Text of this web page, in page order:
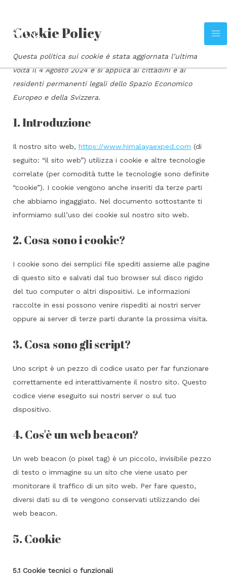
contenuto
Cookie Policy
Questa politica sui cookie è stata aggiornata l’ultima
volta il 4 Agosto 2024 e si applica ai cittadini e ai
residenti permanenti legali dello Spazio Economico
Europeo e della Svizzera.
1. Introduzione
Il nostro sito web,https://www.himalayaexped.com (di
seguito: “il sito web”) utilizza i cookie e altre tecnologie
correlate (per comodità tutte le tecnologie sono definite
“cookie”). I cookie vengono anche inseriti da terze parti
che abbiamo ingaggiato. Nel documento sottostante ti
informiamo sull’uso dei cookie sul nostro sito web.
2. Cosa sono i cookie?
I cookie sono dei semplici file spediti assieme alle pagine
di questo sito e salvati dal tuo browser sul disco rigido
del tuo computer o altri dispositivi. Le informazioni
raccolte in essi possono venire rispediti ai nostri server
oppure ai server di terze parti durante la prossima visita.
3. Cosa sono gli script?
Uno script è un pezzo di codice usato per far funzionare
correttamente ed interattivamente il nostro sito. Questo
codice viene eseguito sui nostri server o sul tuo
dispositivo.
4. Cos'è un web beacon?
Un web beacon (o pixel tag) è un piccolo, invisibile pezzo
di testo o immagine su un sito che viene usato per
monitorare il traffico di un sito web. Per fare questo,
diversi dati su di te vengono conservati utilizzando dei
web beacon.
5. Cookie
5.1 Cookie tecnici o funzionali